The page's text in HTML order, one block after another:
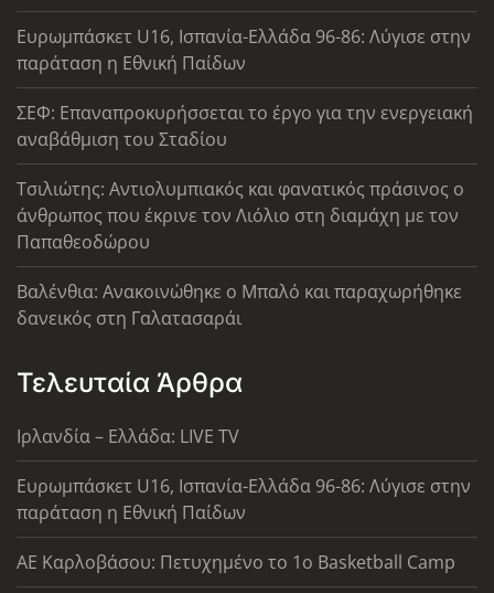
Ευρωμπάσκετ U16, Ισπανία-Ελλάδα 96-86: Λύγισε στην
παράταση η Εθνική Παίδων
ΣΕΦ: Επαναπροκυρήσσεται το έργο για την ενεργειακή
αναβάθμιση του Σταδίου
Τσιλιώτης: Αντιολυμπιακός και φανατικός πράσινος ο
άνθρωπος που έκρινε τον Λιόλιο στη διαμάχη με τον
Παπαθεοδώρου
Βαλένθια: Ανακοινώθηκε ο Μπαλό και παραχωρήθηκε
δανεικός στη Γαλατασαράι
Τελευταία Άρθρα
Ιρλανδία – Ελλάδα: LIVE TV
Ευρωμπάσκετ U16, Ισπανία-Ελλάδα 96-86: Λύγισε στην
παράταση η Εθνική Παίδων
ΑΕ Καρλοβάσου: Πετυχημένο το 1ο Basketball Camp